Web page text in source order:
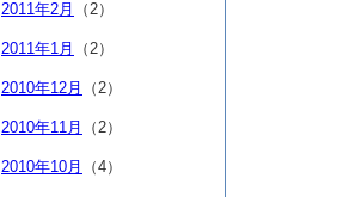
2011年2月 （2）
2011年1月 （2）
2010年12月 （2）
2010年11月 （2）
2010年10月 （4）